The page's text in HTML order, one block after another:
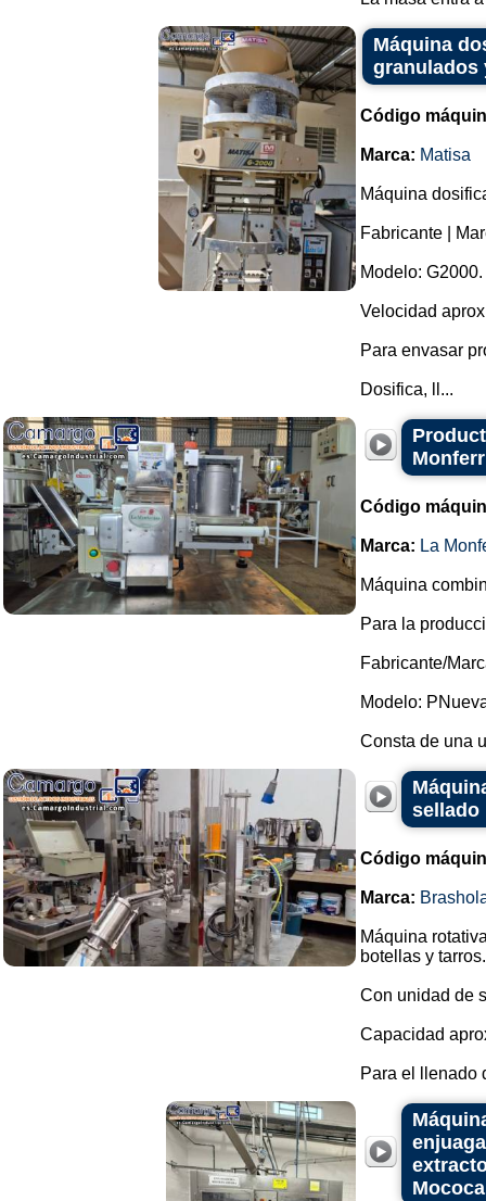
Máquina
granulados
Código
Marca: Matisa
Máquina
Fabricante |
Modelo: G2000.
Velocidad
Para envasar
Dosifica, ll...
Código
Marca: La
Máquina
Para la
Fabricante/
Modelo:
Consta de una
sellado
Código
Marca:
Máquina
botellas y tarros.
Con unidad de
Capacidad
Para el llenado